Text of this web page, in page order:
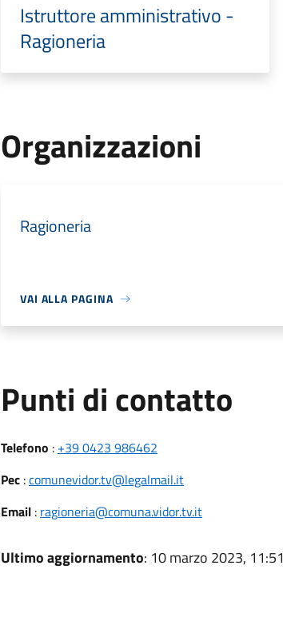
Istruttore amministrativo -
Ragioneria
Organizzazioni
Ragioneria
VAI ALLA PAGINA
Punti di contatto
Telefono : +39 0423 986462
Pec:comunevidor.tv@legalmail.it
Email: ragioneria@comuna.vidor.tv.it
Ultimo aggiornamento: 10 marzo 2023, 11:51